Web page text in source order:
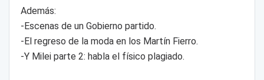
Además:
-Escenas de un Gobierno partido.
-El regreso de la moda en los Martín Fierro.
-Y Milei parte 2: habla el físico plagiado.